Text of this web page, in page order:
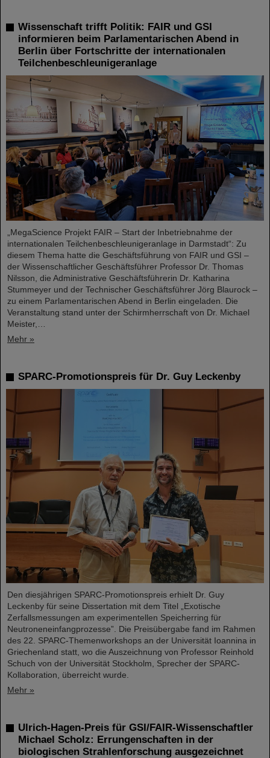
Wissenschaft trifft Politik: FAIR und GSI
informieren beim Parlamentarischen Abend in
Berlin über Fortschritte der internationalen
Teilchenbeschleunigeranlage
„MegaScience Projekt FAIR – Start der Inbetriebnahme der
internationalen Teilchenbeschleunigeranlage in Darmstadt“: Zu
diesem Thema hatte die Geschäftsführung von FAIR und GSI –
der Wissenschaftlicher Geschäftsführer Professor Dr. Thomas
Nilsson, die Administrative Geschäftsführerin Dr. Katharina
Stummeyer und der Technischer Geschäftsführer Jörg Blaurock –
zu einem Parlamentarischen Abend in Berlin eingeladen. Die
Veranstaltung stand unter der Schirmherrschaft von Dr. Michael
Meister,…
Mehr »
SPARC-Promotionspreis für Dr. Guy Leckenby
Den diesjährigen SPARC-Promotionspreis erhielt Dr. Guy
Leckenby für seine Dissertation mit dem Titel „Exotische
Zerfallsmessungen am experimentellen Speicherring für
Neutroneneinfangprozesse”. Die Preisübergabe fand im Rahmen
des 22. SPARC-Themenworkshops an der Universität Ioannina in
Griechenland statt, wo die Auszeichnung von Professor Reinhold
Schuch von der Universität Stockholm, Sprecher der SPARC-
Kollaboration, überreicht wurde.
Mehr »
Ulrich-Hagen-Preis für GSI/FAIR-Wissenschaftler
Michael Scholz: Errungenschaften in der
biologischen Strahlenforschung ausgezeichnet